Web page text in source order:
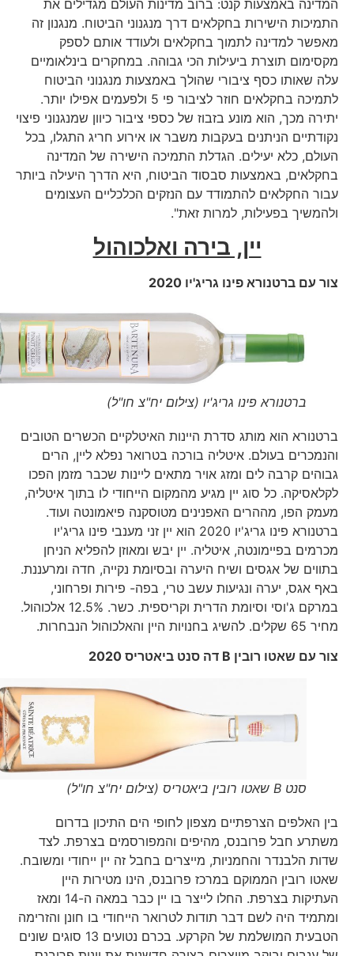
המדינה באמצעות קנט: ברוב מדינות העולם מגדילים את
התמיכות הישירות בחקלאים דרך מנגנוני הביטוח. מנגנון זה
מאפשר למדינה לתמוך בחקלאים ולעודד אותם לספק
מקסימום תוצרת ביעילות הכי גבוהה. במחקרים בינלאומיים
עלה שאותו כסף ציבורי שהולך באמצעות מנגנוני הביטוח
לתמיכה בחקלאים חוזר לציבור פי 5 ולפעמים אפילו יותר.
יתירה מכך, הוא מונע בזבוז של כספי ציבור כיוון שמנגנוני פיצוי
נקודתיים הניתנים בעקבות משבר או אירוע חריג התגלו, בכל
העולם, כלא יעילים. הגדלת התמיכה הישירה של המדינה
בחקלאים, באמצעות סבסוד הביטוח, היא הדרך היעילה ביותר
עבור החקלאים להתמודד עם הנזקים הכלכליים העצומים
ולהמשיך בפעילות, למרות זאת".
יין, בירה ואלכוהול
צור עם ברטנורא פינו גריג'יו 2020
ברטנורא פינו גריג'יו (צילום יח"צ חו"ל)
ברטנורא הוא מותג סדרת היינות האיטלקיים הכשרים הטובים
והנמכרים בעולם. איטליה בורכה בטרואר נפלא ליין, הרים
גבוהים קרבה לים ומזג אויר מתאים ליינות שכבר מזמן הפכו
לקלאסיקה. כל סוג יין מגיע מהמקום הייחודי לו בתוך איטליה,
מעמק הפו, מההרים האפנינים מטוסקנה פיאמונטה ועוד.
ברטנורא פינו גריג'יו 2020 הוא יין זני מענבי פינו גריג'יו
מכרמים בפיימונטה, איטליה. יין יבש ומאוזן להפליא הניחן
בתווים של אגסים ושיח היערה ובסיומת נקייה, חדה ומרעננת.
באף אגס, יערה ונגיעות עשב טרי, בפה- פירות ופרחוני,
במרקם ג'וסי וסיומת הדרית וקריספית. כשר. 12.5% אלכוהול.
מחיר 65 שקלים. להשיג בחנויות היין והאלכוהול הנבחרות.
צור עם שאטו רוביןBדה סנט ביאטריס 2020
סנט B שאטו רובין ביאטריס (צילום יח"צ חו"ל)
בין האלפים הצרפתיים מצפון לחופי הים התיכון בדרום
משתרע חבל פרובנס, מהיפים והמפורסמים בצרפת. לצד
שדות הלבנדר והחמניות, מייצרים בחבל זה יין ייחודי ומשובח.
שאטו רובין הממוקם במרכז פרובנס, הינו מטירות היין
העתיקות בצרפת. החלו לייצר בו יין כבר במאה ה-14 ומאז
ומתמיד היה לשם דבר תודות לטרואר הייחודי בו חונן והזרימה
הטבעית המושלמת של הקרקע. בכרם נטועים 13 סוגים שונים